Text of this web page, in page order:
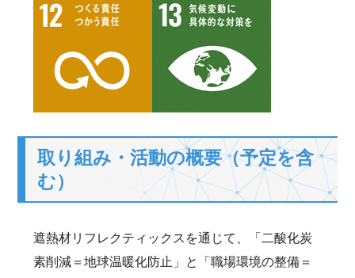
取り組み・活動の概要（予定を含
む）
遮熱材リフレクティックスを通じて、「二酸化炭
素削減＝地球温暖化防止」と「職場環境の整備＝